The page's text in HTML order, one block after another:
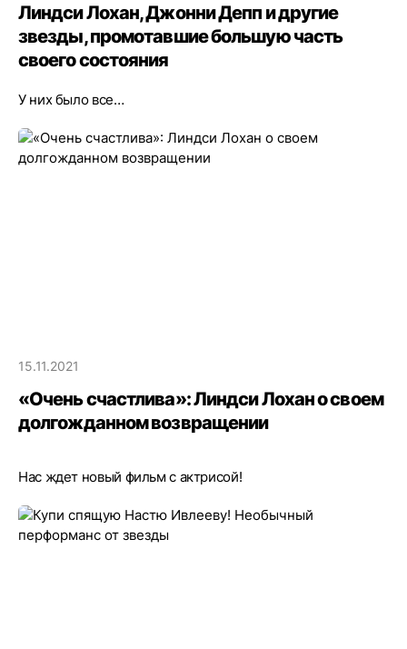
Линдси Лохан, Джонни Депп и другие
звезды, промотавшие большую часть
своего состояния
У них было все…
15.11.2021
«Очень счастлива»: Линдси Лохан о своем
долгожданном возвращении
Нас ждет новый фильм с актрисой!